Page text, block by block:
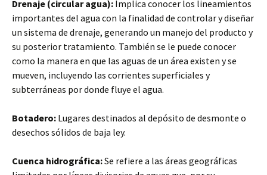
Drenaje (circular agua): Implica conocer los lineamientos
importantes del agua con la finalidad de controlar y diseñar
un sistema de drenaje, generando un manejo del producto y
su posterior tratamiento. También se le puede conocer
como la manera en que las aguas de un área existen y se
mueven, incluyendo las corrientes superficiales y
subterráneas por donde fluye el agua.
Botadero: Lugares destinados al depósito de desmonte o
desechos sólidos de baja ley.
Cuenca hidrográfica:Se refiere a las áreas geográficas